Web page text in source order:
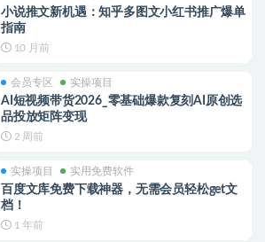
小说推文新机遇：知乎多图文小红书推广爆单
指南
10 月前
会员专区 实操项目
AI短视频带货2026_零基础爆款复刻AI原创选
品投放矩阵变现
2 周前
实操项目 实用免费软件
百度文库免费下载神器，无需会员轻松get文
档！
1 年前